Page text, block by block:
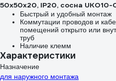
50x50x20, IP20, сосна
Быстрый и удобный монтаж
Коммутации проводов и
помещений открыто или
труб
Наличие клемм
Характеристики
Назначение
для наружного монтажа